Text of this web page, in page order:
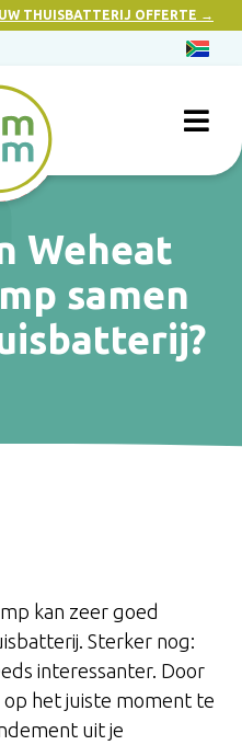
THUISBATTERIJ OFFERTE →
Weheat
samen
kan zeer goed
Sterker nog:
interessanter. Door
op het juiste moment te
uit je